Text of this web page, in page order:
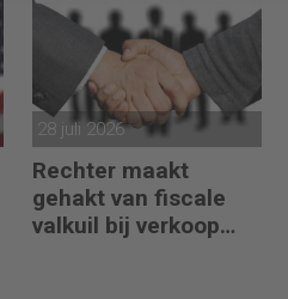
28 juli 2026
Rechter maakt
gehakt van fiscale
valkuil bij verkoop